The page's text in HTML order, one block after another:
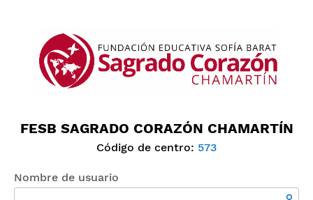
FESB SAGRADO CORAZÓN CHAMARTÍN
Código de centro: 573
Nombre de usuario